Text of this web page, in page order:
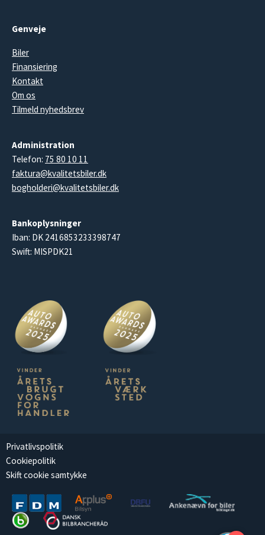
Genveje
Biler
Finansiering
Kontakt
Om os
Tilmeld nyhedsbrev
Administration
Telefon: 75 80 10 11
faktura@kvalitetsbiler.dk
bogholderi@kvalitetsbiler.dk
Bankoplysninger
Iban: DK 2416853233398747
Swift: MISPDK21
Privatlivspolitik
Cookiepolitik
Skift cookie samtykke